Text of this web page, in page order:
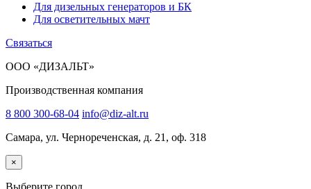
Для дизельных генераторов и БК
Для осветительных мачт
Связаться
ООО «ДИЗАЛЬТ»
Производственная компания
8 800 300-68-04 info@diz-alt.ru
Самара, ул. Чернореченская, д. 21, оф. 318
×
Выберите город